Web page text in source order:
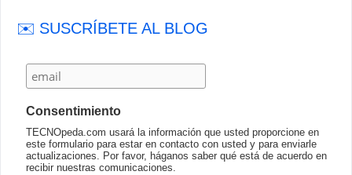
✉️ SUSCRÍBETE AL BLOG
Consentimiento
TECNOpeda.com usará la información que usted proporcione en
este formulario para estar en contacto con usted y para enviarle
actualizaciones. Por favor, háganos saber qué está de acuerdo en
recibir nuestras comunicaciones.